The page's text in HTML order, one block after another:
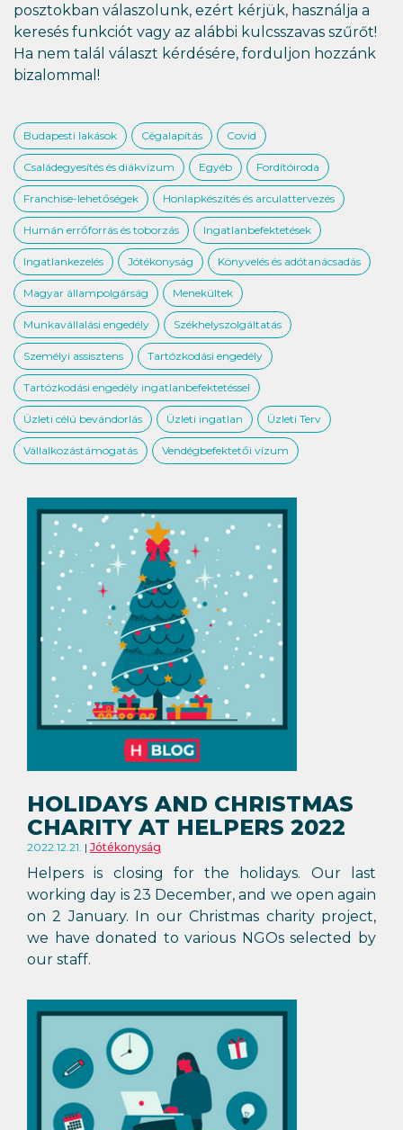
posztokban válaszolunk, ezért kérjük, használja a
keresés funkciót vagy az alábbi kulcsszavas szűrőt!
Ha nem talál választ kérdésére, forduljon hozzánk
bizalommal!
Budapesti lakások Cégalapítás Covid
Családegyesítés és diákvízum Egyéb Fordítóiroda
Franchise-lehetőségek Honlapkészítés és arculattervezés
Humán errőforrás és toborzás Ingatlanbefektetések
Ingatlankezelés Jótékonyság Könyvelés és adótanácsadás
Magyar állampolgárság Menekültek
Munkavállalási engedély Székhelyszolgáltatás
Személyi assisztens Tartózkodási engedély
Tartózkodási engedély ingatlanbefektetéssel
Üzleti célú bevándorlás Üzleti ingatlan Üzleti Terv
Vállalkozástámogatás Vendégbefektetői vízum
HOLIDAYS AND CHRISTMAS
CHARITY AT HELPERS 2022
2022.12.21. Jótékonyság
Helpers is closing for the holidays. Our last
working day is 23 December, and we open again
on 2 January. In our Christmas charity project,
we have donated to various NGOs selected by
our staff.